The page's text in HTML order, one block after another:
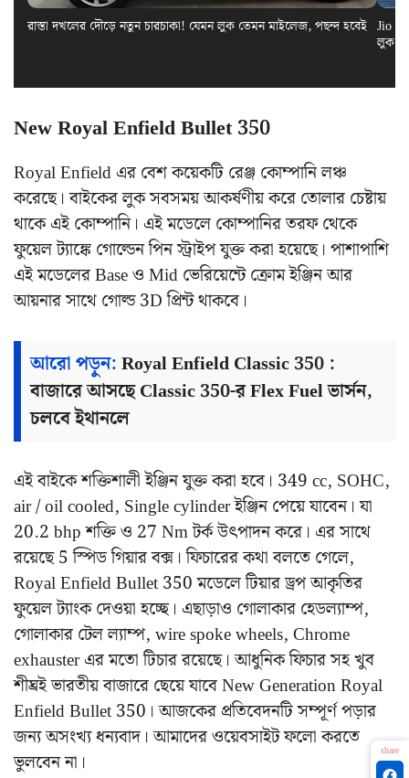
রাস্তা দখলের দৌড়ে নতুন চারচাকা! যেমন লুক তেমন মাইলেজ, পছন্দ হবেই Jio
লুক
New Royal Enfield Bullet 350
Royal Enfield এর বেশ কয়েকটি রেঞ্জ কোম্পানি লঞ্চ
করেছে। বাইকের লুক সবসময় আকর্ষণীয় করে তোলার চেষ্টায়
থাকে এই কোম্পানি। এই মডেলে কোম্পানির তরফ থেকে
ফুয়েল ট্যাঙ্কে গোল্ডেন পিন স্ট্রাইপ যুক্ত করা হয়েছে। পাশাপাশি
এই মডেলের Base ও Mid ভেরিয়েন্টে ক্রোম ইঞ্জিন আর
আয়নার সাথে গোল্ড 3D প্রিন্ট থাকবে।
আরো পড়ুন:Royal Enfield Classic 350 :
বাজারে আসছে Classic 350-র Flex Fuel ভার্সন,
চলবে ইথানলে
এই বাইকে শক্তিশালী ইঞ্জিন যুক্ত করা হবে। 349 cc, SOHC,
air / oil cooled, Single cylinder ইঞ্জিন পেয়ে যাবেন। যা
20.2 bhp শক্তি ও 27 Nm টর্ক উৎপাদন করে। এর সাথে
রয়েছে 5 স্পিড গিয়ার বক্স। ফিচারের কথা বলতে গেলে,
Royal Enfield Bullet 350 মডেলে টিয়ার ড্রপ আকৃতির
ফুয়েল ট্যাংক দেওয়া হচ্ছে। এছাড়াও গোলাকার হেডল্যাম্প,
গোলাকার টেল ল্যাম্প, wire spoke wheels, Chrome
exhauster এর মতো টিচার রয়েছে। আধুনিক ফিচার সহ খুব
শীঘ্রই ভারতীয় বাজারে ছেয়ে যাবে New Generation Royal
Enfield Bullet 350। আজকের প্রতিবেদনটি সম্পূর্ণ পড়ার
জন্য অসংখ্য ধন্যবাদ। আমাদের ওয়েবসাইট ফলো করতে
ভুলবেন না।
share